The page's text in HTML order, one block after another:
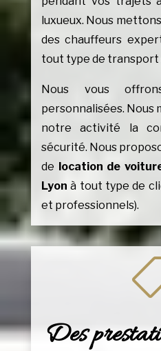
luxueux. Nous
des chauffeurs
tout type de transport
Nous vous
personnalisées. Nous
notre activité la
sécurité. Nous
de location de
Lyon à tout type de
et professionnels).
Des